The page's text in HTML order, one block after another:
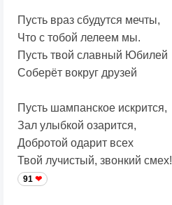
Пусть враз сбудутся мечты,
Что с тобой лелеем мы.
Пусть твой славный Юбилей
Соберёт вокруг друзей
Пусть шампанское искрится,
Зал улыбкой озарится,
Добротой одарит всех
Твой лучистый, звонкий смех!
91